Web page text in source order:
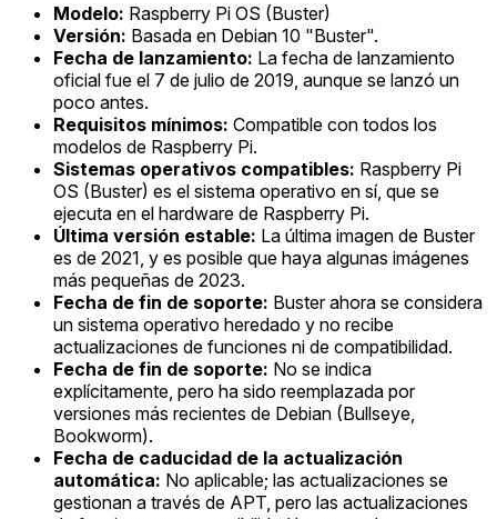
Modelo: Raspberry Pi OS (Buster)
Versión: Basada en Debian 10 "Buster".
Fecha de lanzamiento: La fecha de lanzamiento
oficial fue el 7 de julio de 2019, aunque se lanzó un
poco antes.
Requisitos mínimos: Compatible con todos los
modelos de Raspberry Pi.
Sistemas operativos compatibles: Raspberry Pi
OS (Buster) es el sistema operativo en sí, que se
ejecuta en el hardware de Raspberry Pi.
Última versión estable: La última imagen de Buster
es de 2021, y es posible que haya algunas imágenes
más pequeñas de 2023.
Fecha de fin de soporte: Buster ahora se considera
un sistema operativo heredado y no recibe
actualizaciones de funciones ni de compatibilidad.
Fecha de fin de soporte: No se indica
explícitamente, pero ha sido reemplazada por
versiones más recientes de Debian (Bullseye,
Bookworm).
Fecha de caducidad de la actualización
automática: No aplicable; las actualizaciones se
gestionan a través de APT, pero las actualizaciones